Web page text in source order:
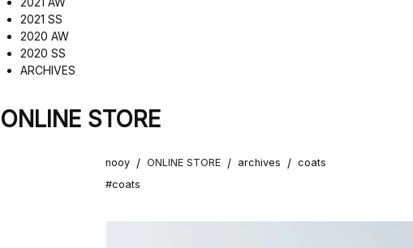
2021 SS
2020 AW
2020 SS
ARCHIVES
ONLINE STORE
nooy / ONLINE STORE / archives / coats
#coats